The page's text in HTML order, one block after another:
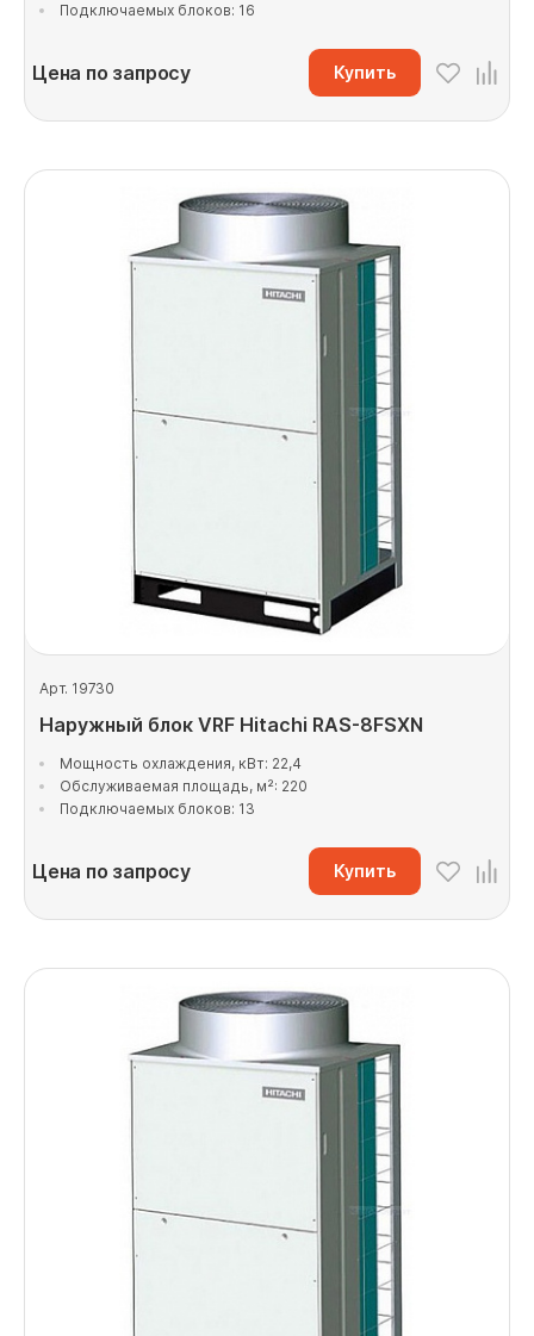
Подключаемых блоков: 16
Цена по запросу Купить
Арт. 19730
Наружный блок VRF Hitachi RAS-8FSXN
Мощность охлаждения, кВт: 22,4
Обслуживаемая площадь, м²: 220
Подключаемых блоков: 13
Цена по запросу Купить